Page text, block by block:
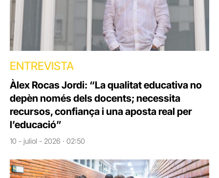
ENTREVISTA
Àlex Rocas Jordi: “La qualitat educativa no
depèn només dels docents; necessita
recursos, confiança i una aposta real per
l’educació”
10 - juliol - 2026 · 02:50